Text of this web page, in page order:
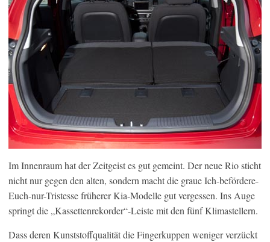
Im Innenraum hat der Zeitgeist es gut gemeint. Der neue Rio sticht
nicht nur gegen den alten, sondern macht die graue Ich-befördere-
Euch-nur-Tristesse früherer Kia-Modelle gut vergessen. Ins Auge
springt die „Kassettenrekorder“-Leiste mit den fünf Klimastellern.
Dass deren Kunststoffqualität die Fingerkuppen weniger verzückt